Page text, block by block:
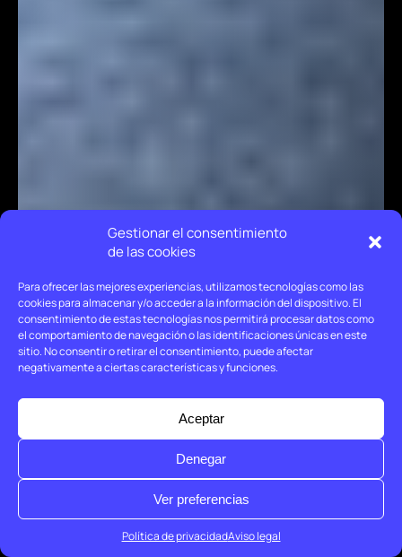
Gestionar el consentimiento
de las cookies
Para ofrecer las mejores experiencias, utilizamos tecnologías como las
cookies para almacenar y/o acceder a la información del dispositivo. El
consentimiento de estas tecnologías nos permitirá procesar datos como
el comportamiento de navegación o las identificaciones únicas en este
sitio. No consentir o retirar el consentimiento, puede afectar
negativamente a ciertas características y funciones.
Aceptar
Denegar
Ver preferencias
Política de privacidadAviso legal